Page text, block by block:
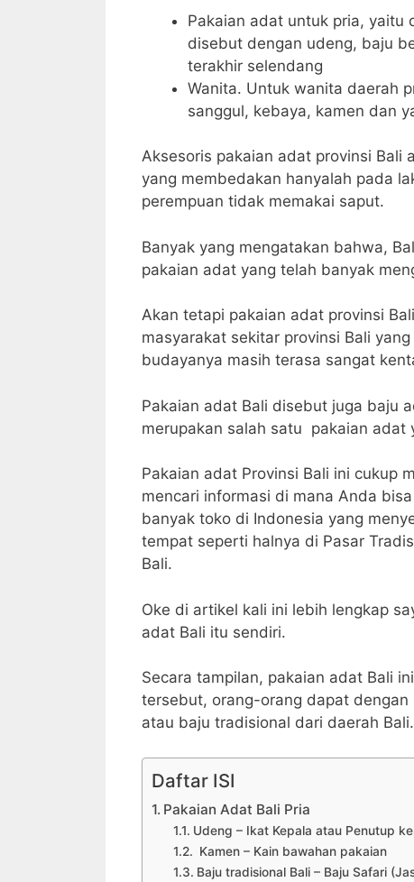
Pakaian adat untuk pria, yaitu
disebut dengan udeng, baju
terakhir selendang
Wanita. Untuk wanita daerah
sanggul, kebaya, kamen dan
Aksesoris pakaian adat provinsi Bali
yang membedakan hanyalah pada
perempuan tidak memakai saput.
Banyak yang mengatakan bahwa,
pakaian adat yang telah banyak
Akan tetapi pakaian adat provinsi
masyarakat sekitar provinsi Bali
budayanya masih terasa sangat
Pakaian adat Bali disebut juga baju
merupakan salah satu pakaian adat
Pakaian adat Provinsi Bali ini cukup
mencari informasi di mana Anda
banyak toko di Indonesia yang
tempat seperti halnya di Pasar
Bali.
Oke di artikel kali ini lebih lengkap
adat Bali itu sendiri.
Secara tampilan, pakaian adat Bali
tersebut, orang-orang dapat
atau baju tradisional dari daerah Bali.
Daftar ISI
Pakaian Adat Bali Pria
Udeng – Ikat Kepala atau Penutup
Kamen – Kain bawahan pakaian
Baju tradisional Bali – Baju Safari